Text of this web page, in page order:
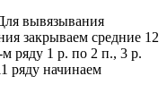
вывязывания
закрываем средние 12
ряду 1 р. по 2 п., 3 р.
ряду начинаем